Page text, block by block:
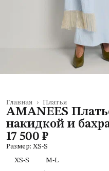
Платья
Главная ›
AMANEES
накидкой и
17 500 ₽
Размер: XS-S
XS-S
M-L